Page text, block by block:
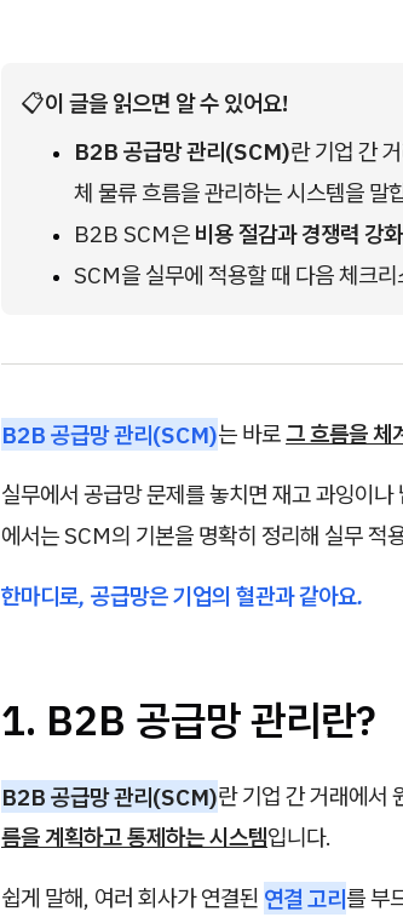
📋이 글을 읽으면 알 수 있어요!
B2B 공급망 관리(SCM)란 기업 간
체 물류 흐름을 관리하는 시스템을 말
B2B SCM은 비용 절감과 경쟁력 강
SCM을 실무에 적용할 때 다음 체크
B2B 공급망 관리(SCM)는 바로그 흐름을 체
실무에서 공급망 문제를 놓치면 재고 과잉이
에서는 SCM의 기본을 명확히 정리해 실무 적
한마디로, 공급망은 기업의 혈관과 같아요.
1. B2B 공급망 관리란?
B2B 공급망 관리(SCM)란 기업 간 거래에서
름을 계획하고 통제하는 시스템입니다.
쉽게 말해, 여러 회사가 연결된 연결 고리를 부